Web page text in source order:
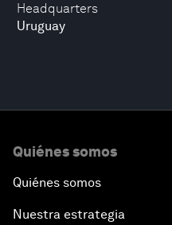
Headquarters
Uruguay
Quiénes somos
Quiénes somos
Nuestra estrategia